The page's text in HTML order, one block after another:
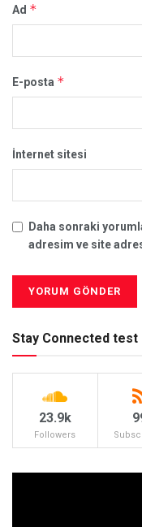
Ad *
E-posta *
İnternet sitesi
Daha sonraki
adresim ve site
Stay Connected test
23.9k
Followers